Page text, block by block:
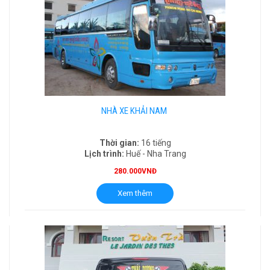
NHÀ XE KHẢI NAM
Thời gian: 16 tiếng
Lịch trình: Huế - Nha Trang
280.000VNĐ
Xem thêm